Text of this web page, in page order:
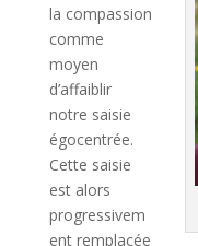
la compassion
comme
moyen
d’affaiblir
notre saisie
égocentrée.
Cette saisie
est alors
progressivem
ent remplacée